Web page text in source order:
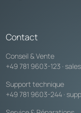
Contact
Conseil & Vente
+49 781 9603-123 ·
Support technique
+49 781 9603-244 ·